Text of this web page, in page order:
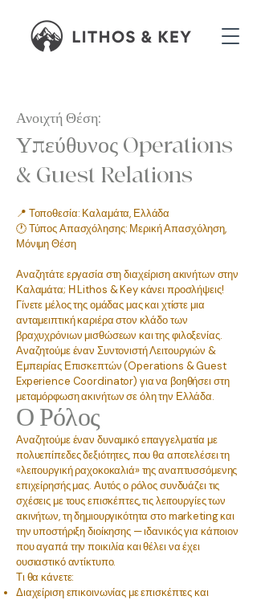
Ανοιχτή Θέση:
Υπεύθυνος Operations
& Guest Relations
📍 Τοποθεσία: Καλαμάτα, Ελλάδα
🕐 Τύπος Απασχόλησης: Μερική Απασχόληση,
Μόνιμη Θέση
Αναζητάτε εργασία στη διαχείριση ακινήτων στην
Καλαμάτα; Η Lithos & Key κάνει προσλήψεις!
Γίνετε μέλος της ομάδας μας και χτίστε μια
ανταμειπτική καριέρα στον κλάδο των
βραχυχρόνιων μισθώσεων και της φιλοξενίας.
Αναζητούμε έναν Συντονιστή Λειτουργιών &
Εμπειρίας Επισκεπτών (Operations & Guest
Experience Coordinator) για να βοηθήσει στη
μεταμόρφωση ακινήτων σε όλη την Ελλάδα.
Ο Ρόλος
Αναζητούμε έναν δυναμικό επαγγελματία με
πολυεπίπεδες δεξιότητες, που θα αποτελέσει τη
«λειτουργική ραχοκοκαλιά» της αναπτυσσόμενης
επιχείρησής μας. Αυτός ο ρόλος συνδυάζει τις
σχέσεις με τους επισκέπτες, τις λειτουργίες των
ακινήτων, τη δημιουργικότητα στο marketing και
την υποστήριξη διοίκησης — ιδανικός για κάποιον
που αγαπά την ποικιλία και θέλει να έχει
ουσιαστικό αντίκτυπο.
Τι θα κάνετε:
Διαχείριση επικοινωνίας με επισκέπτες και